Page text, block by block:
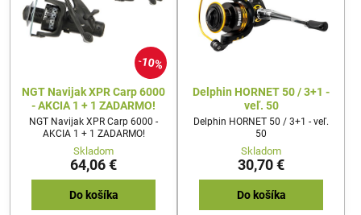
10%
NGT Navijak XPR Carp 6000
- AKCIA 1 + 1 ZADARMO!
NGT Navijak XPR Carp 6000 -
AKCIA 1 + 1 ZADARMO!
Skladom
64,06 €
Do košíka
Delphin HORNET 50 / 3+1 -
veľ. 50
Delphin HORNET 50 / 3+1 - veľ.
50
Skladom
30,70 €
Do košíka